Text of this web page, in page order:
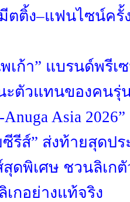
ตติ้ง–แฟนไซน์ครั้
พเก้า” แบรนด์พรี
ะตัวแทนของคนรุ่
Asia 2026”
ซีรีส์” ส่งท้ายสุดป
สุดพิเศษ ชวนลิเก
กอย่างแท้จริง